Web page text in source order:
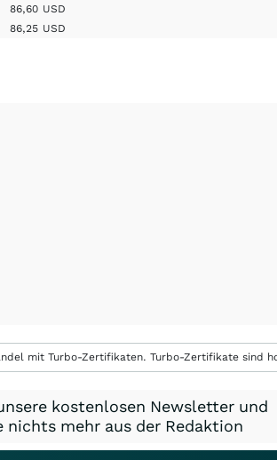
86,60 USD
86,25 USD
mit Turbo-Zertifikaten. Turbo-Zertifikate sind
kostenlosen Newsletter und
nichts mehr aus der Redaktion